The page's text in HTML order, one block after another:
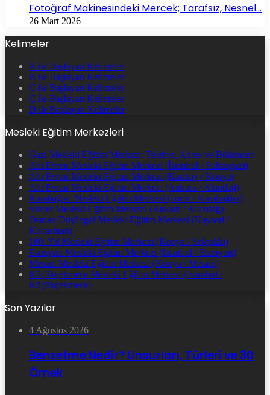
Fotoğraf Makinesindeki Mercek; Tarafsız, Nesnel…
26 Mart 2026
Kelimeler
A ile Başlayan Kelimeler
B ile Başlayan Kelimeler
C ile Başlayan Kelimeler
Ç ile Başlayan Kelimeler
D ile Başlayan Kelimeler
Mesleki Eğitim Merkezleri
Gazi Mesleki Eğitim Merkezi: Telefon, Adres ve Bölümleri
Ahi Evren Mesleki Eğitim Merkezi (İstanbul / Sultangazi)
Ahi Evran Mesleki Eğitim Merkezi (Karatay / Konya)
Ahi Evran Mesleki Eğitim Merkezi (Ankara / Altındağ)
Karabağlar Mesleki Eğitim Merkezi (İzmir / Karabağlar)
Siteler Mesleki Eğitim Merkezi (Ankara / Altındağ)
Osman Düşüngel Mesleki Eğitim Merkezi (Kayseri /
Kocasinan)
100. Yıl Mesleki Eğitim Merkezi (Konya / Selçuklu)
Esenyurt Mesleki Eğitim Merkezi (İstanbul / Esenyurt)
Meram Mesleki Eğitim Merkezi (Konya / Meram)
Küçükçekmece Mesleki Eğitim Merkezi (İstanbul /
Küçükçekmece)
Son Yazılar
4 Ağustos 2026
Benzetme Nedir? Unsurları, Türleri ve 30
Örnek